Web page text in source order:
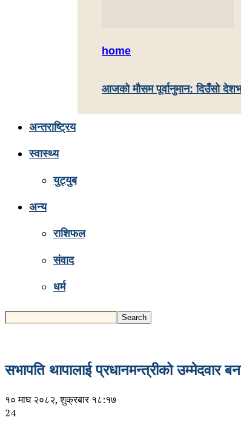
home
आजको मौसम पूर्वानुमान: दिउँसो
अन्तराष्ट्रिय
स्वास्थ्य
युट्युब
अन्य
राशिफल
संवाद
धर्म
सभापति थापालाई प्रधानमन्त्रीको उम्मेदवार
१० माघ २०८२, शुक्रबार १८:१७
24